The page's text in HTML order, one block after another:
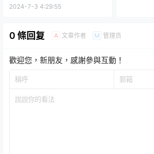
嬌小可愛卡通風格！
2024-7-3 4:29:55
0 條回复 A 文章作者 M 管理员
歡迎您，新朋友，感謝參與互動！